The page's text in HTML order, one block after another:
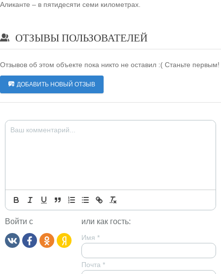
Аликанте – в пятидесяти семи километрах.
ОТЗЫВЫ ПОЛЬЗОВАТЕЛЕЙ
Отзывов об этом объекте пока никто не оставил :( Станьте первым!
ДОБАВИТЬ НОВЫЙ ОТЗЫВ
Войти с или как гость:
Имя *
Почта *